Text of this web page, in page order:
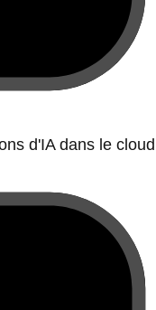
d'IA dans le cloud